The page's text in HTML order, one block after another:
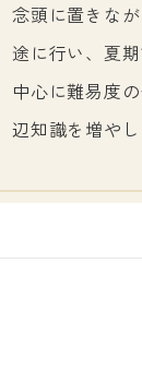
念頭に置きな
途に行い、夏
中心に難易度
辺知識を増やし